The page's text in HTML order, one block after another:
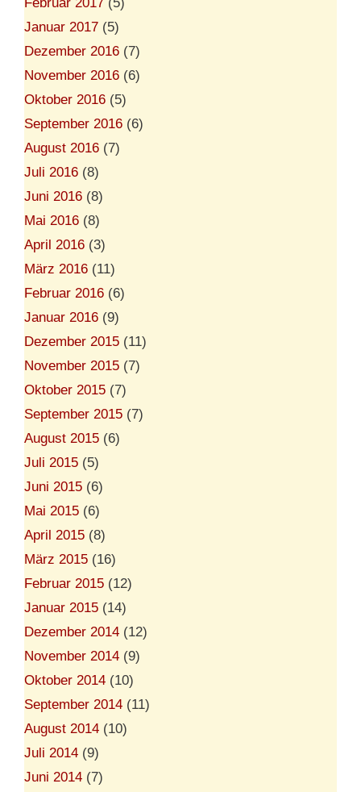
Januar 2017 (5)
Dezember 2016 (7)
November 2016 (6)
Oktober 2016 (5)
September 2016 (6)
August 2016 (7)
Juli 2016 (8)
Juni 2016 (8)
Mai 2016 (8)
April 2016 (3)
März 2016 (11)
Februar 2016 (6)
Januar 2016 (9)
Dezember 2015 (11)
November 2015 (7)
Oktober 2015 (7)
September 2015 (7)
August 2015 (6)
Juli 2015 (5)
Juni 2015 (6)
Mai 2015 (6)
April 2015 (8)
März 2015 (16)
Februar 2015 (12)
Januar 2015 (14)
Dezember 2014 (12)
November 2014 (9)
Oktober 2014 (10)
September 2014 (11)
August 2014 (10)
Juli 2014 (9)
Juni 2014 (7)